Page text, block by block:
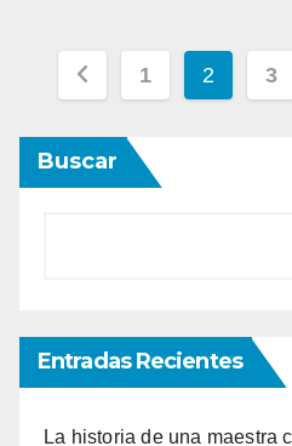
Paginación
de
entradas
1 2 3
Buscar
Entradas Recientes
La historia de una maestra